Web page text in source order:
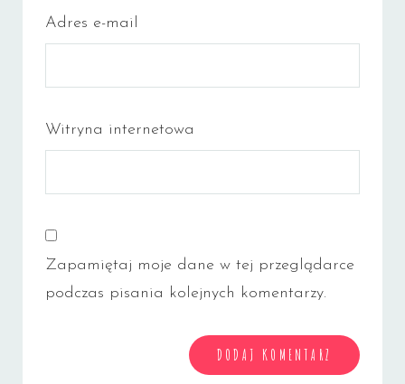
Adres e-mail
Witryna internetowa
Zapamiętaj moje dane w tej przeglądarce
podczas pisania kolejnych komentarzy.